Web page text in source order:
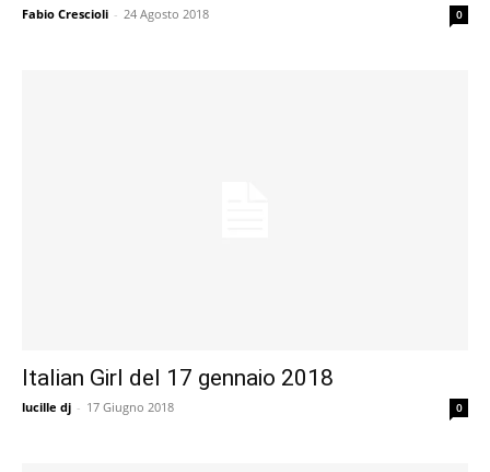
Fabio Crescioli - 24 Agosto 2018 0
Italian Girl del 17 gennaio 2018
lucille dj - 17 Giugno 2018 0